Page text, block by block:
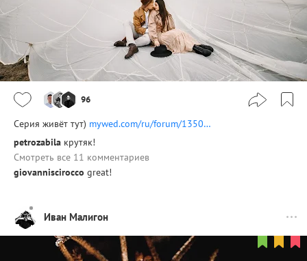
96
Серия живёт тут) mywed.com/ru/forum/1350…
petrozabila крутяк!
Смотреть все 11 комментариев
giovanniscirocco great!
Иван Малигон